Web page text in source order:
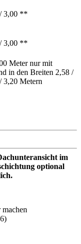
3,00 **
3,00 **
Meter nur mit
in den Breiten 2,58 /
3,20 Metern
im
optional